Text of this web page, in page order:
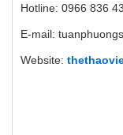
Hotline: 0966 836
E-mail:
Website: